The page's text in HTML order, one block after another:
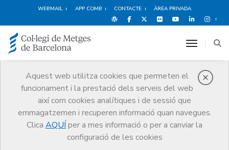
WEBMAIL APP COMB CONTACTE ÀREA PRIVADA
Aquest web utilitza cookies que permeten el
funcionament i la prestació dels serveis del web
així com cookies analítiques i de sessió que
emmagatzemen i recuperen informació quan navegues.
Clica AQUÍ per a mes informació o per a canviar la
configuració de les cookies
toggle
El CoMB
Coneix el Col·legi, la seva història,
funcions i estructura, així com els
posicionaments de la Junta de Govern
sobre diversos temes d’actualitat